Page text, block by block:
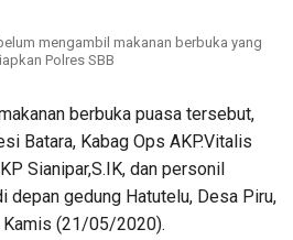
mengambil makanan berbuka yang
Polres SBB
berbuka puasa tersebut,
Batara, Kabag Ops AKP.Vitalis
Sianipar,S.IK, dan personil
depan gedung Hatutelu, Desa Piru,
Kamis (21/05/2020).